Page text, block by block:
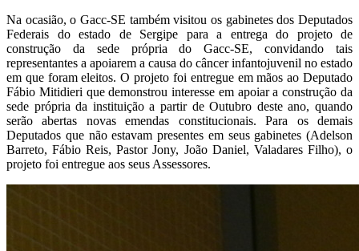
Na ocasião, o Gacc-SE também visitou os gabinetes dos Deputados
Federais do estado de Sergipe para a entrega do projeto de
construção da sede própria do Gacc-SE, convidando tais
representantes a apoiarem a causa do câncer infantojuvenil no estado
em que foram eleitos. O projeto foi entregue em mãos ao Deputado
Fábio Mitidieri que demonstrou interesse em apoiar a construção da
sede própria da instituição a partir de Outubro deste ano, quando
serão abertas novas emendas constitucionais. Para os demais
Deputados que não estavam presentes em seus gabinetes (Adelson
Barreto, Fábio Reis, Pastor Jony, João Daniel, Valadares Filho), o
projeto foi entregue aos seus Assessores.